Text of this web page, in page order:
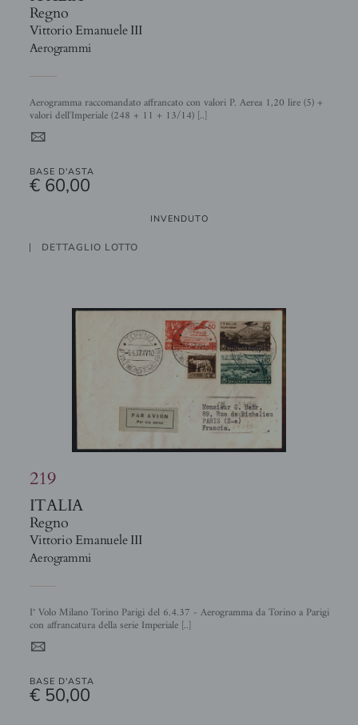
Regno
Vittorio Emanuele III
Aerogrammi
Aerogramma raccomandato affrancato con valori P. Aerea 1,20 lire (5) +
valori dell'Imperiale (248 + 11 + 13/14) [..]
4
BASE D'ASTA
€ 60,00
INVENDUTO
DETTAGLIO LOTTO
219
ITALIA
Regno
Vittorio Emanuele III
Aerogrammi
I° Volo Milano Torino Parigi del 6.4.37 - Aerogramma da Torino a Parigi
con affrancatura della serie Imperiale [..]
4
BASE D'ASTA
€ 50,00